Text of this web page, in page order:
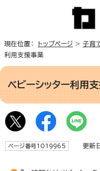
現在位置： トップページ > 子育
利用支援事業
ベビーシッター利用
ページ番号1019965 更新